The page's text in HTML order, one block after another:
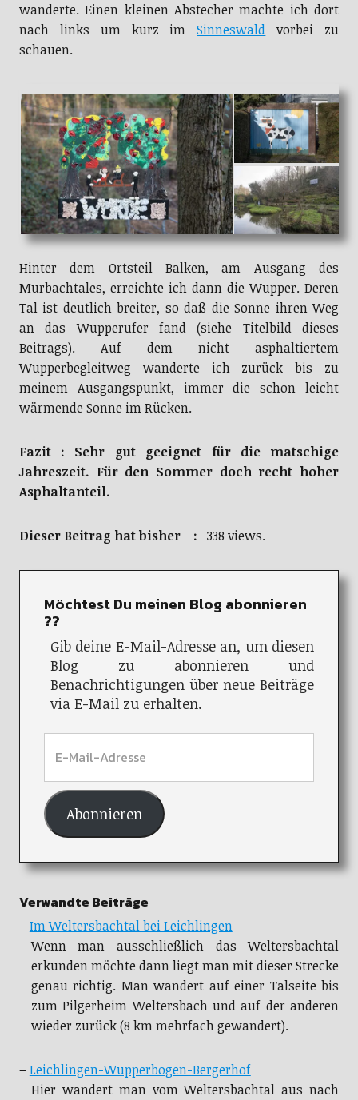
wanderte. Einen kleinen Abstecher machte ich dort
nach links um kurz imSinneswald vorbei zu
schauen.
Hinter dem Ortsteil Balken, am Ausgang des
Murbachtales, erreichte ich dann die Wupper. Deren
Tal ist deutlich breiter, so daß die Sonne ihren Weg
an das Wupperufer fand (siehe Titelbild dieses
Beitrags). Auf dem nicht asphaltiertem
Wupperbegleitweg wanderte ich zurück bis zu
meinem Ausgangspunkt, immer die schon leicht
wärmende Sonne im Rücken.
Fazit : Sehr gut geeignet für die matschige
Jahreszeit. Für den Sommer doch recht hoher
Asphaltanteil.
Dieser Beitrag hat bisher : 338 views.
Möchtest Du meinen Blog abonnieren
??
Gib deine E-Mail-Adresse an, um diesen
Blog zu abonnieren und
Benachrichtigungen über neue Beiträge
via E-Mail zu erhalten.
Abonnieren
Verwandte Beiträge
–Im Weltersbachtal bei Leichlingen
Wenn man ausschließlich das Weltersbachtal
erkunden möchte dann liegt man mit dieser Strecke
genau richtig. Man wandert auf einer Talseite bis
zum Pilgerheim Weltersbach und auf der anderen
wieder zurück (8 km mehrfach gewandert).
–Leichlingen-Wupperbogen-Bergerhof
Hier wandert man vom Weltersbachtal aus nach